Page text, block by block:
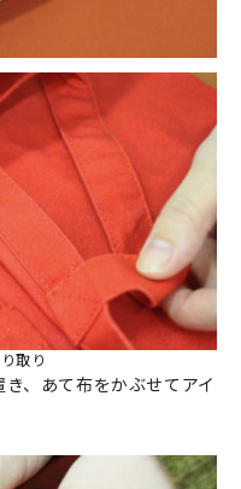
取り
、あて布をかぶせてアイ